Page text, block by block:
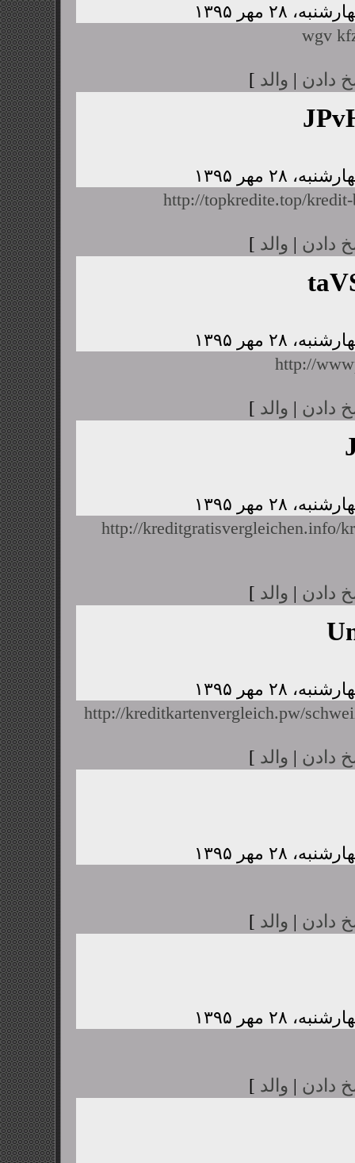
wgv
دادن | والد ]
http://topkredite.top/
دادن | والد ]
http://
دادن | والد ]
http://kreditgratisvergleichen.info/
دادن | والد ]
http://kreditkartenvergleich.pw/
دادن | والد ]
دادن | والد ]
دادن | والد ]